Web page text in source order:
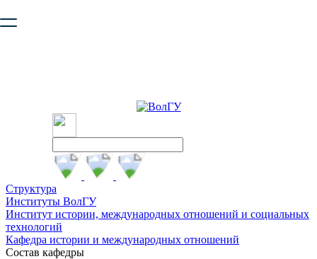
безопасную работу с сайтом. Пожалуйста
Структура
Институты ВолГУ
Институт истории, международных отношений и социальных
технологий
Кафедра истории и международных отношений
Состав кафедры